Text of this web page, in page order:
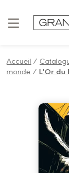
Accueil /
monde / L'Or du